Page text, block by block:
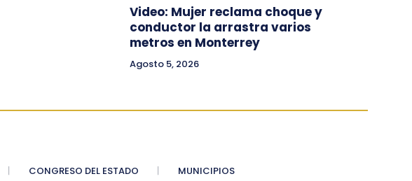
Video: Mujer reclama choque y
conductor la arrastra varios
metros en Monterrey
Agosto 5, 2026
CONGRESO DEL ESTADO MUNICIPIOS